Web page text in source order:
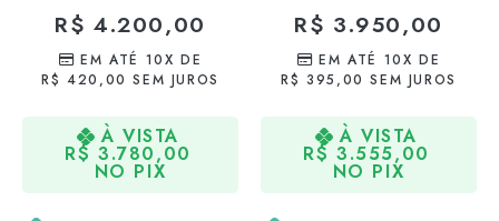
R$ 4.200,00
EM ATÉ 10X DE
R$ 420,00 SEM JUROS
À VISTA
R$ 3.780,00
NO PIX
R$ 3.950,00
EM ATÉ 10X DE
R$ 395,00 SEM JUROS
À VISTA
R$ 3.555,00
NO PIX